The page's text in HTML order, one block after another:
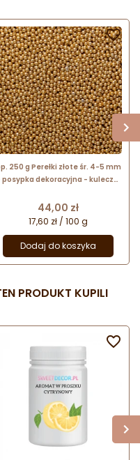
250 g Perełki złote śr. 4-5 mm
posypka dekoracyjna - kuleczki
połyskiem
Cena
44,00 zł
17,60 zł / 100 g
Dodaj do koszyka

PRODUKT KUPILI
